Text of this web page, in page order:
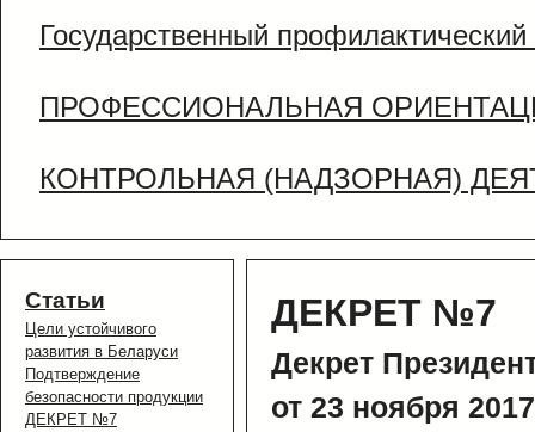
Государственный
ПРОФЕССИОНАЛЬНАЯ
КОНТРОЛЬНАЯ (НАДЗОРНАЯ)
Статьи
Цели устойчивого
развития в Беларуси
Подтверждение
безопасности продукции
ДЕКРЕТ №7
ДЕКРЕТ №7
Декрет
от 23 ноября